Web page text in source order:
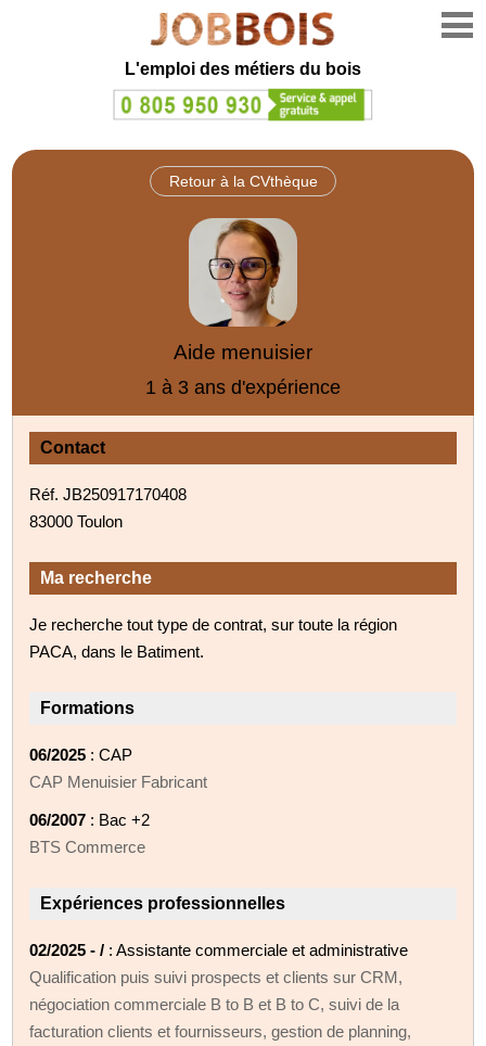
L'emploi des métiers du bois
Retour à la CVthèque
Aide menuisier
1 à 3 ans d'expérience
Contact
Réf. JB250917170408
83000 Toulon
Ma recherche
Je recherche tout type de contrat, sur toute la région
PACA, dans le Batiment.
Formations
06/2025 : CAP
CAP Menuisier Fabricant
06/2007 : Bac +2
BTS Commerce
Expériences professionnelles
02/2025 - / : Assistante commerciale et administrative
Qualification puis suivi prospects et clients sur CRM,
négociation commerciale B to B et B to C, suivi de la
facturation clients et fournisseurs, gestion de planning,